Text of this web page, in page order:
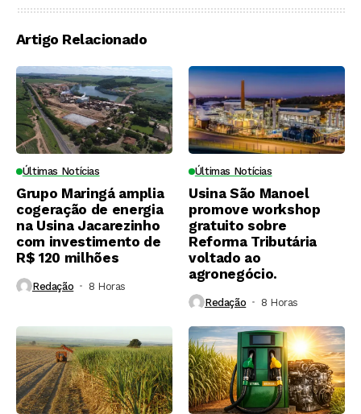
Artigo Relacionado
Últimas Notícias
Grupo Maringá amplia
cogeração de energia
na Usina Jacarezinho
com investimento de
R$ 120 milhões
Redação 8 Horas ⁮
Últimas Notícias
Usina São Manoel
promove workshop
gratuito sobre
Reforma Tributária
voltado ao
agronegócio.
Redação 8 Horas ⁮